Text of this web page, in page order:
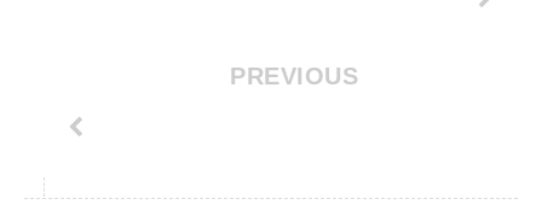
PREVIOUS